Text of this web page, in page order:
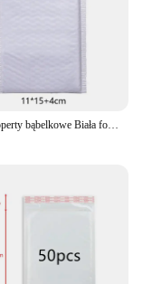
50Pcs Koperty bąbelkowe Biała folia bąbelkowa Samoprzylepna wyściełana torba na prezenty Opakowania Torby kopertowe Torba do wysyłki książek